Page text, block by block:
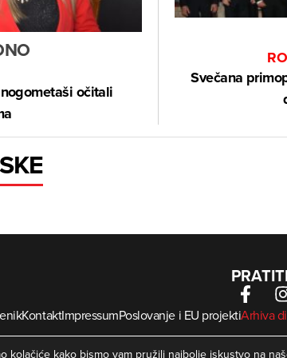
očitali
Svečana
KontaktImpressumPoslovanje i EU projektiArhiva
© Zagorje International – Sva
kolačiće kako bismo vam pružili najbolje iskustvo na